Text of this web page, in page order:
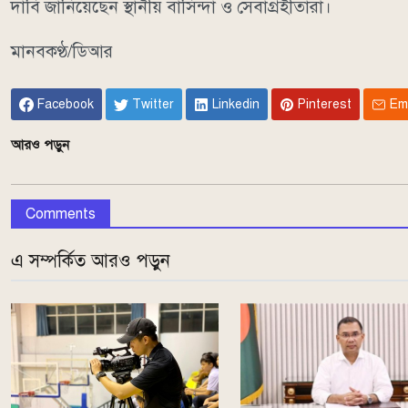
দাবি জানিয়েছেন স্থানীয় বাসিন্দা ও সেবাগ্রহীতারা।
মানবকণ্ঠ/ডিআর
Facebook Twitter Linkedin Pinterest
আরও পড়ুন
Comments
এ সম্পর্কিত আরও পড়ুন